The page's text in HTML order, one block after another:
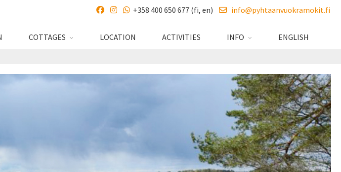
+358 400 650 677 (fi, en) info@pyhtaanvuokramokit.fi
COTTAGES LOCATION ACTIVITIES INFO ENGLISH